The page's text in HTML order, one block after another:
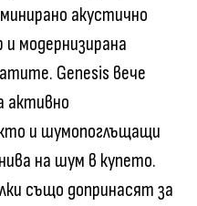
акустично
модернизирана
Genesis вече
активно
и шумопоглъщащи
на шум в купето.
също допринасят за